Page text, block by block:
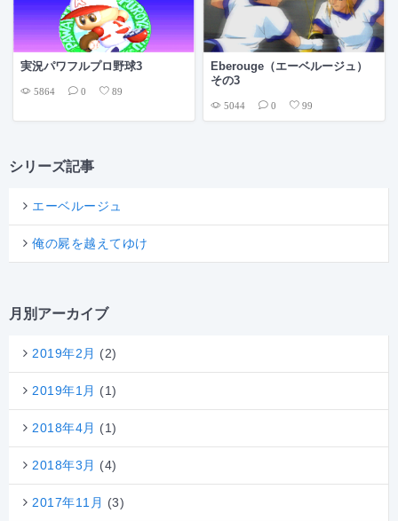
実況パワフルプロ野球3
5864 0 89
Eberouge（エーベルージュ）
その3
5044 0 99
シリーズ記事
エーベルージュ
俺の屍を越えてゆけ
月別アーカイブ
2019年2月 (2)
2019年1月 (1)
2018年4月 (1)
2018年3月 (4)
2017年11月 (3)